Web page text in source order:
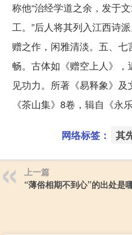
称他“治经学道之余，发于
工。”后人将其列入江西诗
赠之作，闲雅清淡。五、
畅。古体如《赠空上人》
见功力。所著《易释象》
《茶山集》8卷，辑自《永
网络标签： 其
上一篇
“薄俗相期不到心”的出处是